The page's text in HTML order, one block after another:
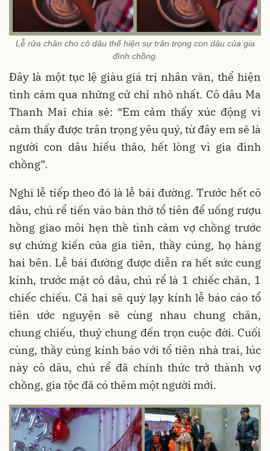
Lễ rửa chân cho cô dâu thể hiện sự trân trọng con dâu của gia
đình chồng.
Đây là một tục lệ giàu giá trị nhân văn, thể hiện
tình cảm qua những cử chỉ nhỏ nhất. Cô dâu Ma
Thanh Mai chia sẻ: “Em cảm thấy xúc động vì
cảm thấy được trân trọng yêu quý, từ đây em sẽ là
người con dâu hiếu thảo, hết lòng vì gia đình
chồng”.
Nghi lễ tiếp theo đó là lễ bái đường. Trước hết cô
dâu, chú rể tiến vào bàn thờ tổ tiên để uống rượu
hồng giao môi hẹn thề tình cảm vợ chồng trước
sự chứng kiến của gia tiên, thầy cúng, họ hàng
hai bên. Lễ bái đường được diễn ra hết sức cung
kính, trước mặt cô dâu, chú rể là 1 chiếc chăn, 1
chiếc chiếu. Cả hai sẽ quỳ lạy kính lễ báo cáo tổ
tiên ước nguyện sẽ cùng nhau chung chăn,
chung chiếu, thuỷ chung đến trọn cuộc đời. Cuối
cùng, thầy cúng kính báo với tổ tiên nhà trai, lúc
này cô dâu, chú rể đã chính thức trở thành vợ
chồng, gia tộc đã có thêm một người mới.